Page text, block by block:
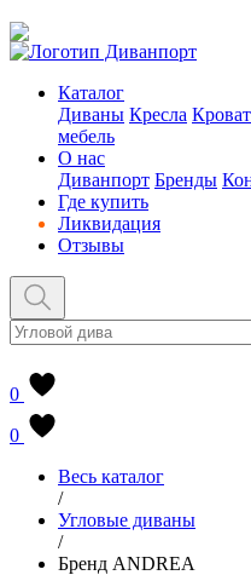
Каталог
Диваны Кресла
мебель
О нас
Диванпорт Бренды
Где купить
Ликвидация
Отзывы
0
0
Весь каталог
/
Угловые диваны
/
Бренд ANDREA